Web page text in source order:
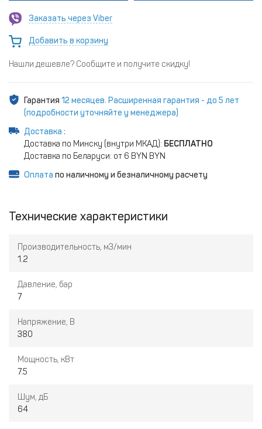
Заказать через Viber
Добавить в корзину
Нашли дешевле? Сообщите и получите скидку!
Гарантия 12 месяцев. Расширенная гарантия - до 5 лет
(подробности уточняйте у менеджера)
Доставка :
Доставка по Минску (внутри МКАД): БЕСПЛАТНО
Доставка по Беларуси: от 6 BYN BYN
Оплата по наличному и безналичному расчету
Технические характеристики
Производительность, м3/мин
1.2
Давление, бар
7
Напряжение, В
380
Мощность, кВт
7.5
Шум, дБ
64